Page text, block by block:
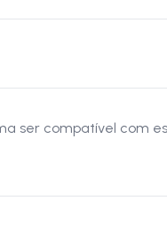
ser compatível com